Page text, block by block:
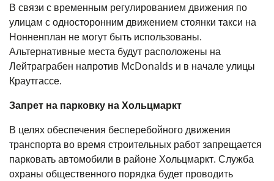
В связи с временным регулированием движения по
улицам с односторонним движением стоянки такси на
Нонненплан не могут быть использованы.
Альтернативные места будут расположены на
Лейтраграбен напротив McDonalds и в начале улицы
Краутгассе.
Запрет на парковку на Хольцмаркт
В целях обеспечения бесперебойного движения
транспорта во время строительных работ запрещается
парковать автомобили в районе Хольцмаркт. Служба
охраны общественного порядка будет проводить